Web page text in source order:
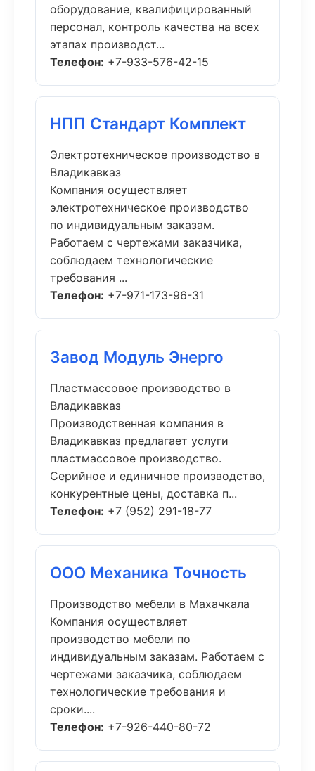
оборудование, квалифицированный
персонал, контроль качества на всех
этапах производст...
Телефон: +7-933-576-42-15
НПП Стандарт Комплект
Электротехническое производство в
Владикавказ
Компания осуществляет
электротехническое производство
по индивидуальным заказам.
Работаем с чертежами заказчика,
соблюдаем технологические
требования ...
Телефон: +7-971-173-96-31
Завод Модуль Энерго
Пластмассовое производство в
Владикавказ
Производственная компания в
Владикавказ предлагает услуги
пластмассовое производство.
Серийное и единичное производство,
конкурентные цены, доставка п...
Телефон: +7 (952) 291-18-77
ООО Механика Точность
Производство мебели в Махачкала
Компания осуществляет
производство мебели по
индивидуальным заказам. Работаем с
чертежами заказчика, соблюдаем
технологические требования и
сроки....
Телефон: +7-926-440-80-72